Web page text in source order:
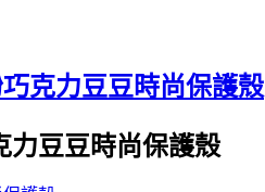
克力豆豆時尚保護殼
力豆豆時尚保護殼